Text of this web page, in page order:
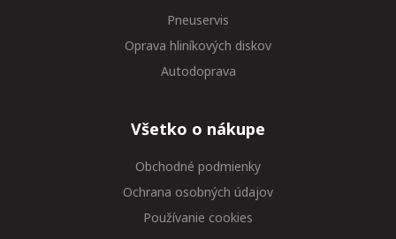
Pneuservis
Oprava hliníkových diskov
Autodoprava
Všetko o nákupe
Obchodné podmienky
Ochrana osobných údajov
Používanie cookies